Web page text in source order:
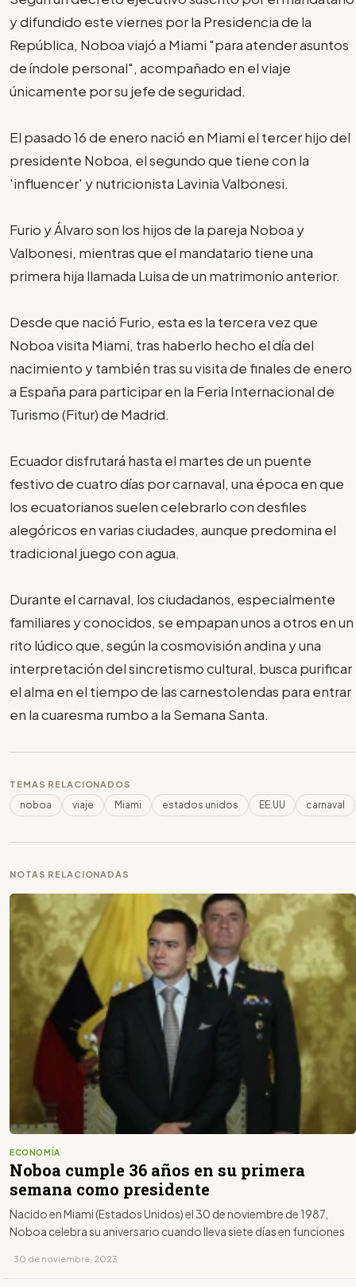
y difundido este viernes por la Presidencia de la
República, Noboa viajó a Miami "para atender asuntos
de índole personal", acompañado en el viaje
únicamente por su jefe de seguridad.
El pasado 16 de enero nació en Miami el tercer hijo del
presidente Noboa, el segundo que tiene con la
'influencer' y nutricionista Lavinia Valbonesi.
Furio y Álvaro son los hijos de la pareja Noboa y
Valbonesi, mientras que el mandatario tiene una
primera hija llamada Luisa de un matrimonio anterior.
Desde que nació Furio, esta es la tercera vez que
Noboa visita Miami, tras haberlo hecho el día del
nacimiento y también tras su visita de finales de enero
a España para participar en la Feria Internacional de
Turismo (Fitur) de Madrid.
Ecuador disfrutará hasta el martes de un puente
festivo de cuatro días por carnaval, una época en que
los ecuatorianos suelen celebrarlo con desfiles
alegóricos en varias ciudades, aunque predomina el
tradicional juego con agua.
Durante el carnaval, los ciudadanos, especialmente
familiares y conocidos, se empapan unos a otros en un
rito lúdico que, según la cosmovisión andina y una
interpretación del sincretismo cultural, busca purificar
el alma en el tiempo de las carnestolendas para entrar
en la cuaresma rumbo a la Semana Santa.
TEMAS RELACIONADOS
noboa viaje Miami estados unidos EE.UU carnaval
NOTAS RELACIONADAS
ECONOMÍA
Noboa cumple 36 años en su primera
semana como presidente
Nacido en Miami (Estados Unidos) el 30 de noviembre de 1987,
Noboa celebra su aniversario cuando lleva siete días en funciones
· 30 de noviembre, 2023